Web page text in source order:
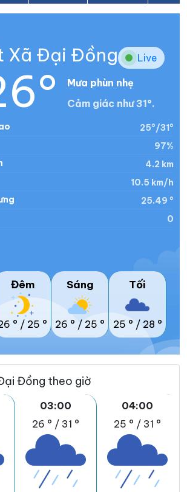
Xã Đại Đồng Live
Mưa phùn nhẹ
Cảm giác như 31°.
25°/31°
97%
4.2 km
10.5 km/h
25.49 °
0
Đêm
° / 25 °
Sáng
26 ° / 25 °
Tối
25 ° / 28 °
Đồng theo giờ
03:00
26 ° / 31 °
04:00
25 ° / 31 °